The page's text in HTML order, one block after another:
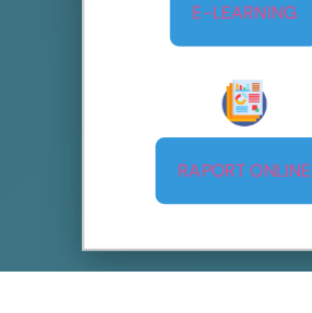
E-LEARNING
RAPORT ONLINE